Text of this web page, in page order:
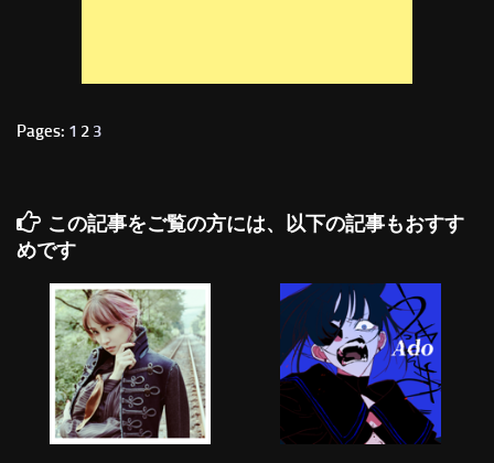
Pages: 1 2 3
この記事をご覧の方には、以下の記事もおすす
めです